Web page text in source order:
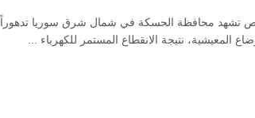
تشهد محافظة الحسكة في شمال شرق سوريا تدهوراً
المعيشية، نتيجة الانقطاع المستمر للكهرباء ...